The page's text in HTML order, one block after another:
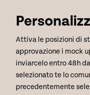
Attiva le posizioni di
approvazione i mock
inviarcelo entro 48h
selezionato te lo
precedentemente